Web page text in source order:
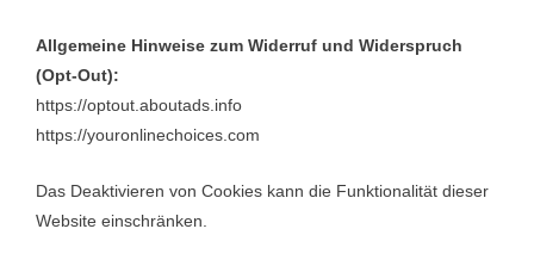
Allgemeine Hinweise zum Widerruf und Widerspruch
(Opt-Out):
https://optout.aboutads.info
https://youronlinechoices.com
Das Deaktivieren von Cookies kann die Funktionalität dieser
Website einschränken.